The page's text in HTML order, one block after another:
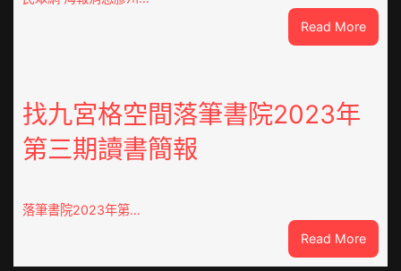
生
態
葉
網
Read More:
膠
所
家
醫
找九宮格空間落筆書院2023年
第三期讀書簡報
落筆書院2023年第…
Read More:
找